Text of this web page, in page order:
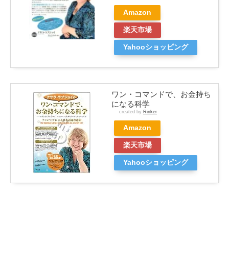
Amazon
楽天市場
Yahooショッピング
ワン・コマンドで、お金持ち
になる科学
created by Rinker
Amazon
楽天市場
Yahooショッピング